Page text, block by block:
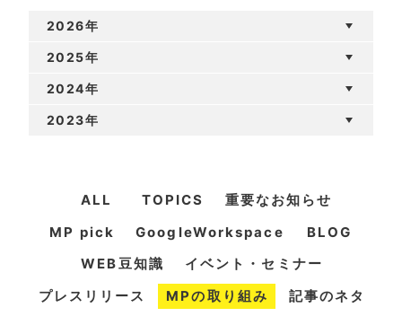
2026年
2025年
2024年
2023年
ALL TOPICS
重要なお知らせ
MP pick
GoogleWorkspace
BLOG
WEB豆知識
イベント・セミナー
プレスリリース
MPの取り組み 記事のネタ